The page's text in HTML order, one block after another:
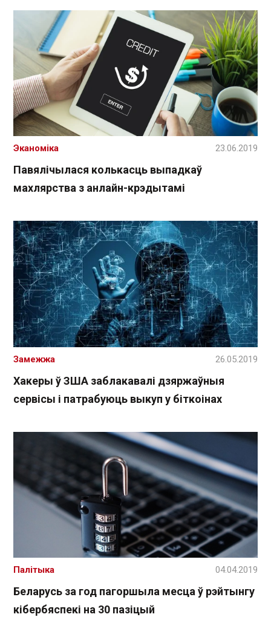
Павялічылася колькасць выпадкаў
махлярства з анлайн-крэдытамі
Эканоміка 23.06.2019
Хакеры ў ЗША заблакавалі дзяржаўныя
сервісы і патрабуюць выкуп у біткоінах
Замежжа 26.05.2019
Беларусь за год пагоршыла месца ў рэйтынгу
кібербяспекі на 30 пазіцый
Палітыка 04.04.2019